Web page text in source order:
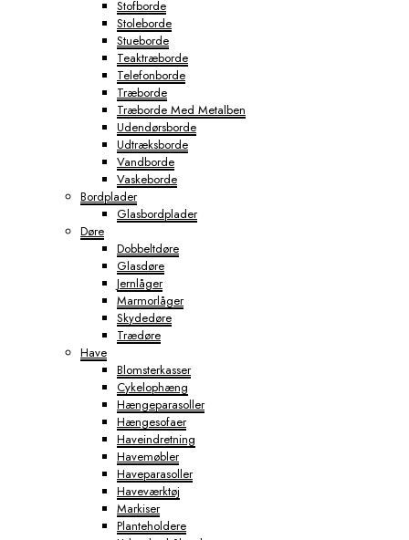
Stofborde
Stoleborde
Stueborde
Teaktræborde
Telefonborde
Træborde
Træborde Med Metalben
Udendørsborde
Udtræksborde
Vandborde
Vaskeborde
Bordplader
Glasbordplader
Døre
Dobbeltdøre
Glasdøre
Jernlåger
Marmorlåger
Skydedøre
Trædøre
Have
Blomsterkasser
Cykelophæng
Hængeparasoller
Hængesofaer
Haveindretning
Havemøbler
Haveparasoller
Haveværktøj
Markiser
Planteholdere